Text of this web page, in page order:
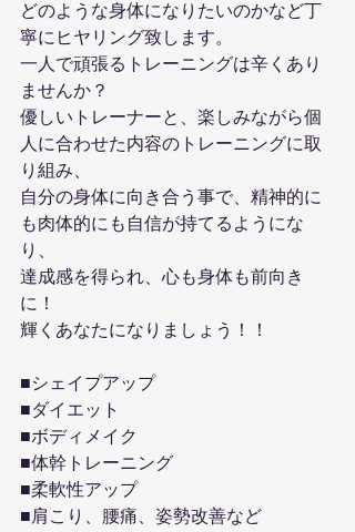
どのような身体になりたいのかなど丁
寧にヒヤリング致します。
一人で頑張るトレーニングは辛くあり
ませんか？
優しいトレーナーと、楽しみながら個
人に合わせた内容のトレーニングに取
り組み、
自分の身体に向き合う事で、精神的に
も肉体的にも自信が持てるようにな
り、
達成感を得られ、心も身体も前向き
に！
輝くあなたになりましょう！！
■シェイプアップ
■ダイエット
■ボディメイク
■体幹トレーニング
■柔軟性アップ
■肩こり、腰痛、姿勢改善など